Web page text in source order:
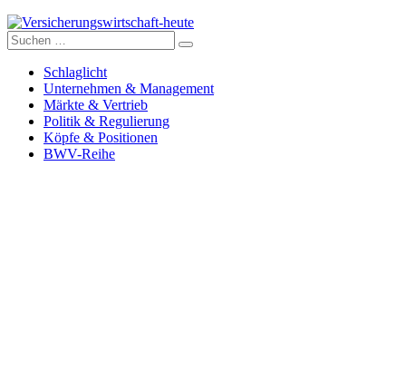
Versicherungswirtschaft-heute
Suche
nach:
Schlaglicht
Unternehmen & Management
Märkte & Vertrieb
Politik & Regulierung
Köpfe & Positionen
BWV-Reihe